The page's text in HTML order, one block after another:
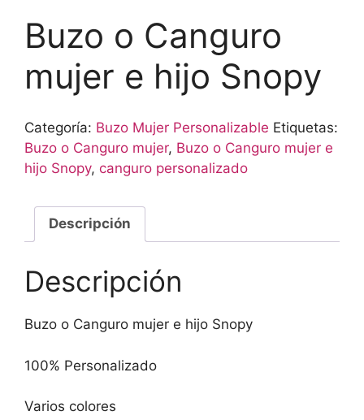
Buzo o Canguro
mujer e hijo Snopy
Categoría: Buzo Mujer Personalizable Etiquetas:
Buzo o Canguro mujer, Buzo o Canguro mujer e
hijo Snopy, canguro personalizado
Descripción
Descripción
Buzo o Canguro mujer e hijo Snopy
100% Personalizado
Varios colores